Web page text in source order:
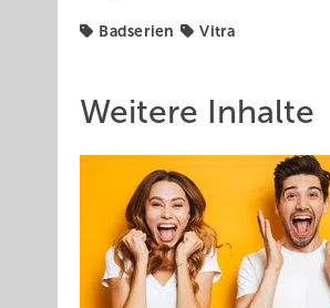
Badserien Vitra
Weitere Inhalte